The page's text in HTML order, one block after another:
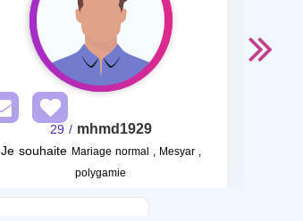
mhmd1929
/ 29
Je souhaite Mariage normal , Mesyar ,
polygamie